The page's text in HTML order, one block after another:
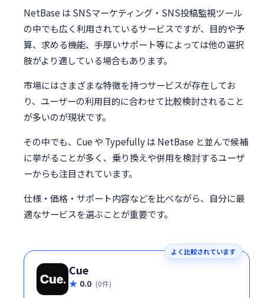
NetBase は SNSマーケティング・SNS投稿監視ツール
の中でも広く利用されているサービスですが、目的や予
算、求める機能、手厚いサポート等によっては他の選択
肢がより適している場合もあります。
市場にはさまざまな特徴を持つサービスが存在してお
り、ユーザーの利用目的に合わせて比較検討されること
が多いのが現状です。
その中でも、Cue や Typefully は NetBase と並んで候補
に挙がることが多く、乗り換えや併用を検討するユーザ
ーからも注目されています。
仕様・価格・サポート内容などを比べながら、自分に最
適なサービスを選ぶことが重要です。
よく比較されています
Cue
0.0 (0件)